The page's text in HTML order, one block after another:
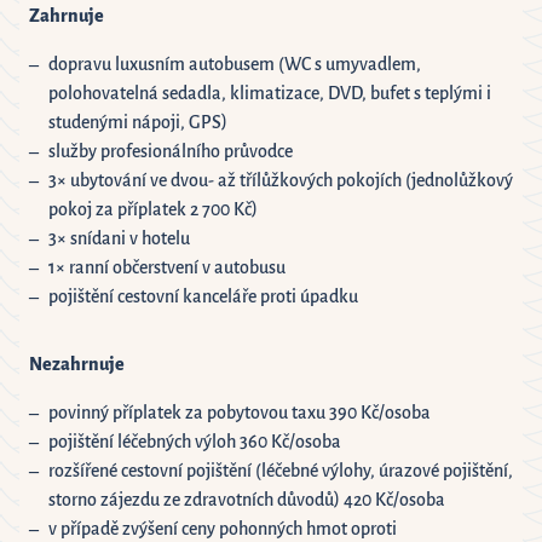
Zahrnuje
dopravu luxusním autobusem (WC s umyvadlem,
polohovatelná sedadla, klimatizace, DVD, bufet s teplými i
studenými nápoji, GPS)
služby profesionálního průvodce
3× ubytování ve dvou- až třílůžkových pokojích (jednolůžkový
pokoj za příplatek 2 700 Kč)
3× snídani v hotelu
1× ranní občerstvení v autobusu
pojištění cestovní kanceláře proti úpadku
Nezahrnuje
povinný příplatek za pobytovou taxu 390 Kč/osoba
pojištění léčebných výloh 360 Kč/osoba
rozšířené cestovní pojištění (léčebné výlohy, úrazové pojištění,
storno zájezdu ze zdravotních důvodů) 420 Kč/osoba
v případě zvýšení ceny pohonných hmot oproti